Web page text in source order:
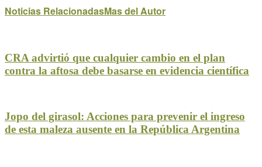
Noticias RelacionadasMas del Autor
CRA advirtió que cualquier cambio en el plan
contra la aftosa debe basarse en evidencia científica
Jopo del girasol: Acciones para prevenir el ingreso
de esta maleza ausente en la República Argentina